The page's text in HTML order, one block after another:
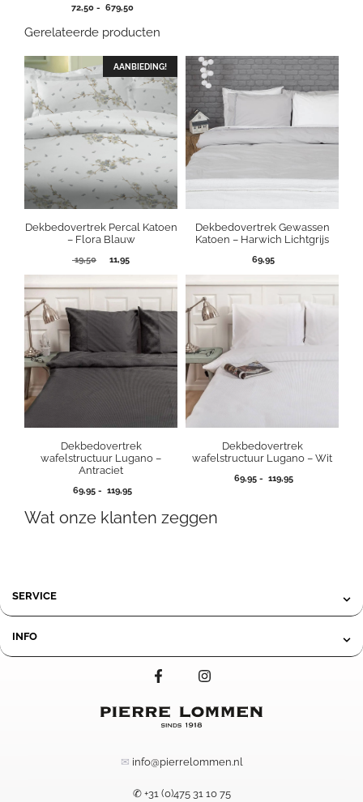
72,50 - 679,50Prijsklasse:
tot
Gerelateerde producten
AANBIEDING!
Dekbedovertrek Percal Katoen
– Flora Blauw
19,50
Oorspronkelijke
was:
19,50.
11,95Huidige
is:
11,95.
Dekbedovertrek Gewassen
Katoen – Harwich Lichtgrijs
69,95
Dekbedovertrek
wafelstructuur Lugano –
Antraciet
69,95 - 119,95Prijsklasse:
tot
Dekbedovertrek
wafelstructuur Lugano – Wit
69,95 - 119,95Prijsklasse:
Wat onze klanten zeggen
SERVICE
INFO
✉ info@pierrelommen.nl
✆ +31 (0)475 31 10 75